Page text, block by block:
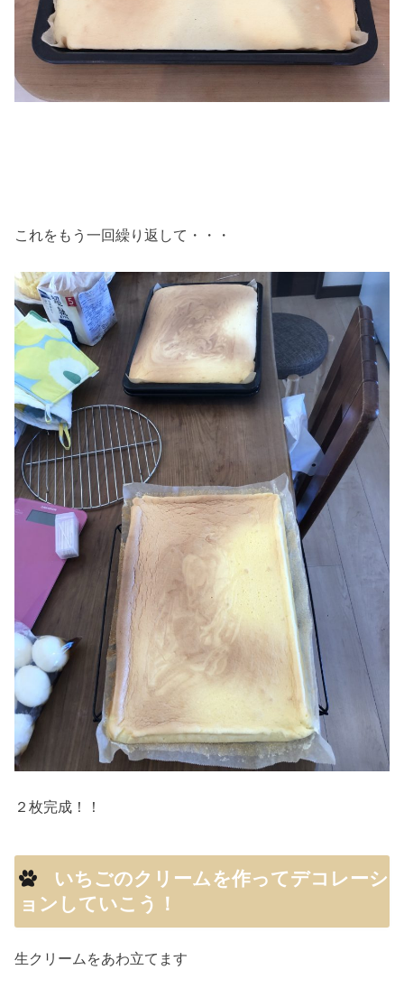
これをもう一回繰り返して・・・
２枚完成！！
いちごのクリームを作ってデコレーシ
ョンしていこう！
生クリームをあわ立てます